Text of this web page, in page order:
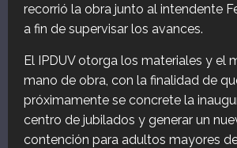
recorrió la obra junto al intendente
a fin de supervisar los avances.
El IPDUV otorga los materiales y el
mano de obra, con la finalidad de
próximamente se concrete la
centro de jubilados y generar un
contención para adultos mayores